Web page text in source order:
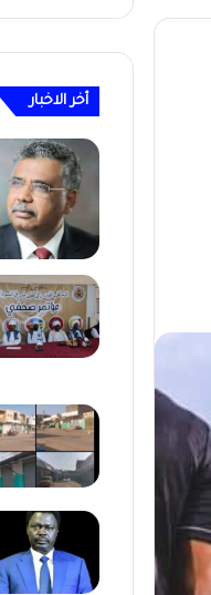
أخر الاخبار